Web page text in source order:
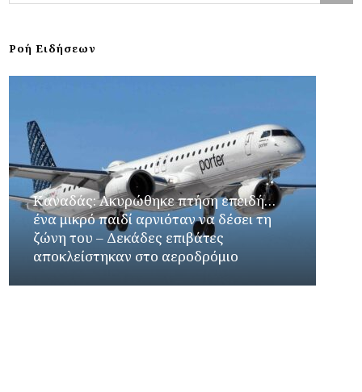
Ροή Ειδήσεων
Καναδάς: Ακυρώθηκε πτήση επειδή…
ένα μικρό παιδί αρνιόταν να δέσει τη
ζώνη του – Δεκάδες επιβάτες
αποκλείστηκαν στο αεροδρόμιο